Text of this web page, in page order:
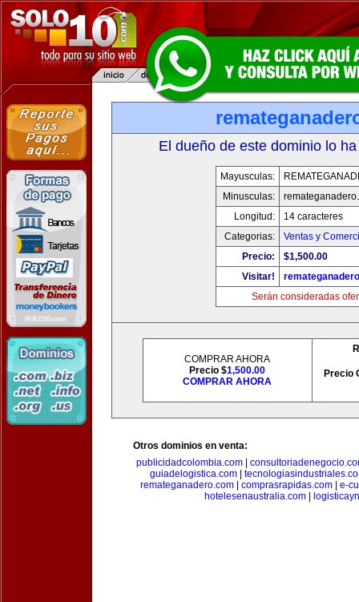
El dueño de este dominio lo
Mayusculas:
Minusculas:
Longitud:
14 caracteres
Categorias:
Ventas y
Precio:
$1,500.00
Visitar!
Serán consideradas
COMPRAR AHORA
Precio $1,500.00
COMPRAR AHORA
Precio
Otros dominios en venta:
publicidadcolombia.com|
guiadelogistica.com|
remateganadero.com
comprasrapidas.com
e-
hotelesenaustralia.com|